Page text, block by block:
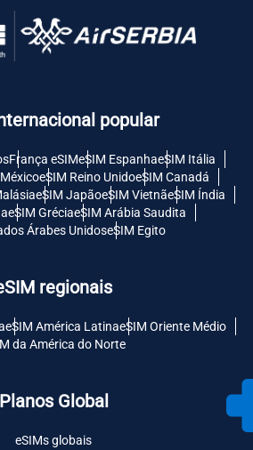
popular
França eSIMeSIM EspanhaeSIM Itália
eSIM Reino UnidoeSIM Canadá
eSIM JapãoeSIM VietnãeSIM Índia
eSIM GréciaeSIM Arábia Saudita
Árabes UnidoseSIM Egito
regionais
eSIM América LatinaeSIM Oriente Médio
da América do Norte
Planos Global
eSIMs globais